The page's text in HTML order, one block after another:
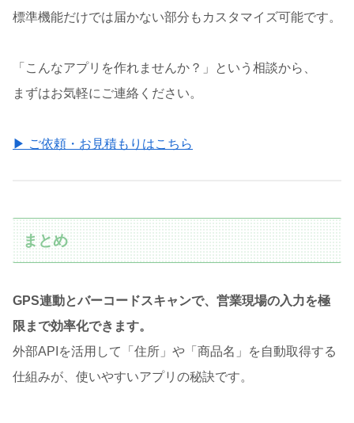
標準機能だけでは届かない部分もカスタマイズ可能です。
「こんなアプリを作れませんか？」という相談から、
まずはお気軽にご連絡ください。
▶ ご依頼・お見積もりはこちら
まとめ
GPS連動とバーコードスキャンで、営業現場の入力を極
限まで効率化できます。
外部APIを活用して「住所」や「商品名」を自動取得する
仕組みが、使いやすいアプリの秘訣です。